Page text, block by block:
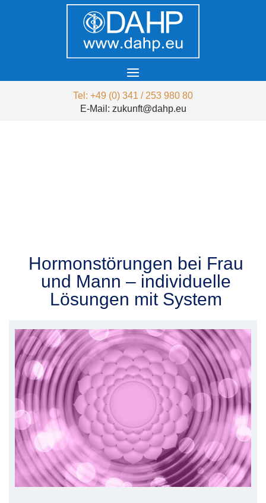
Tel: +49 (0) 341 / 253 980 80
E-Mail: zukunft@dahp.eu
Hormonstörungen bei Frau
und Mann – individuelle
Lösungen mit System